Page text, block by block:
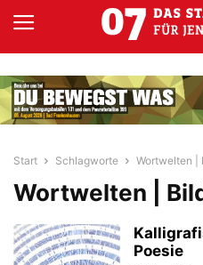
Start Schlagworte Wortwelten |
Wortwelten |
Poesie